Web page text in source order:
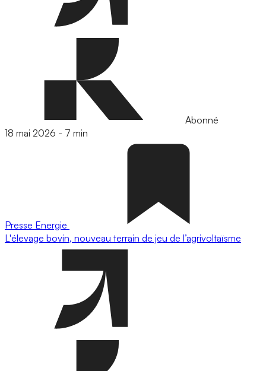
Abonné
18 mai 2026 - 7 min
Presse Energie
L'élevage bovin, nouveau terrain de jeu de l’agrivoltaïsme